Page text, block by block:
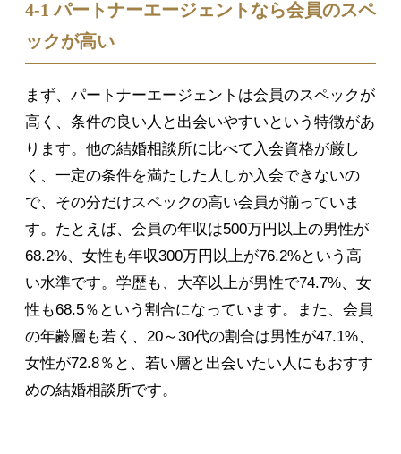
4-1 パートナーエージェントなら会員のスペ
ックが高い
まず、パートナーエージェントは会員のスペックが
高く、条件の良い人と出会いやすいという特徴があ
ります。他の結婚相談所に比べて入会資格が厳し
く、一定の条件を満たした人しか入会できないの
で、その分だけスペックの高い会員が揃っていま
す。たとえば、会員の年収は500万円以上の男性が
68.2%、女性も年収300万円以上が76.2%という高
い水準です。学歴も、大卒以上が男性で74.7%、女
性も68.5％という割合になっています。また、会員
の年齢層も若く、20～30代の割合は男性が47.1%、
女性が72.8％と、若い層と出会いたい人にもおすす
めの結婚相談所です。